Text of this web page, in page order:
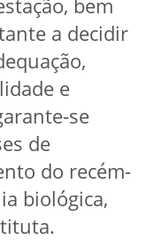
a decidir
e
se
de
do recém-
biológica,